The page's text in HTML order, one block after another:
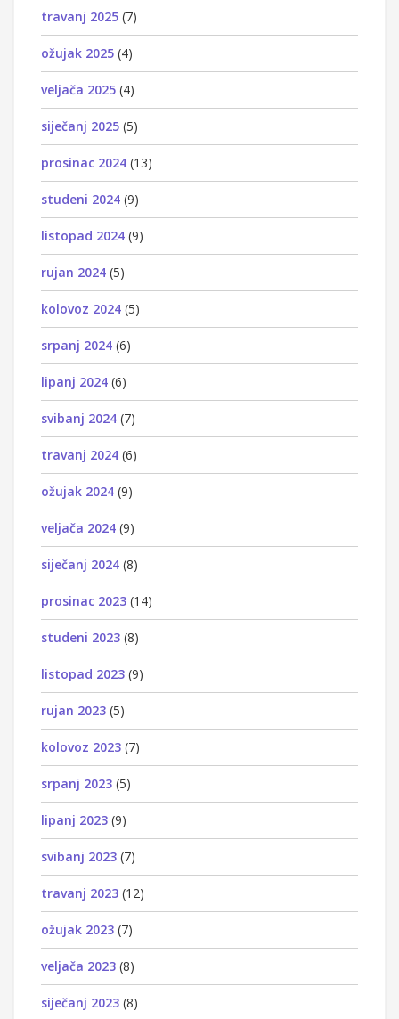
travanj 2025 (7)
ožujak 2025 (4)
veljača 2025 (4)
siječanj 2025 (5)
prosinac 2024 (13)
studeni 2024 (9)
listopad 2024 (9)
rujan 2024 (5)
kolovoz 2024 (5)
srpanj 2024 (6)
lipanj 2024 (6)
svibanj 2024 (7)
travanj 2024 (6)
ožujak 2024 (9)
veljača 2024 (9)
siječanj 2024 (8)
prosinac 2023 (14)
studeni 2023 (8)
listopad 2023 (9)
rujan 2023 (5)
kolovoz 2023 (7)
srpanj 2023 (5)
lipanj 2023 (9)
svibanj 2023 (7)
travanj 2023 (12)
ožujak 2023 (7)
veljača 2023 (8)
siječanj 2023 (8)